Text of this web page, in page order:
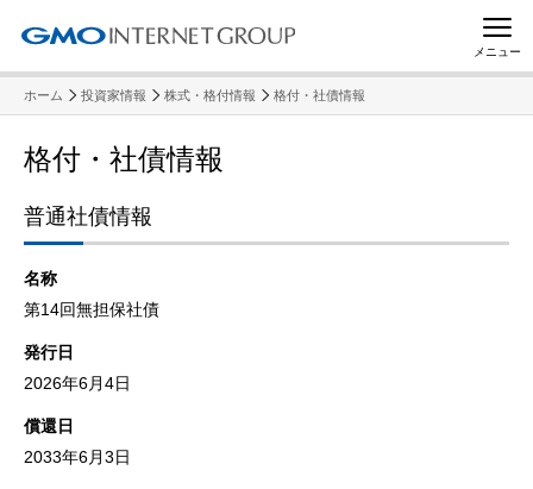
メニュー
ホーム 投資家情報 株式・格付情報 格付・社債情報
格付・社債情報
普通社債情報
名称
第14回無担保社債
発行日
2026年6月4日
償還日
2033年6月3日